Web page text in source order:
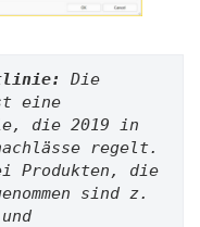
Die
eine
die 2019 in
regelt.
Produkten, die
sind z.